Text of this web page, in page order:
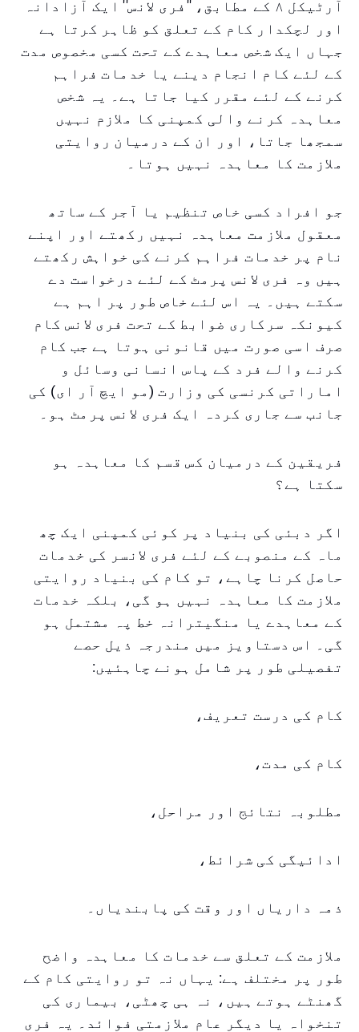
آرٹیکل ۸ کے مطابق، ''فری لانس'' ایک آزادانہ
اور لچکدار کام کے تعلق کو ظاہر کرتا ہے
جہاں ایک شخص معاہدے کے تحت کسی مخصوص مدت
کے لئے کام انجام دینے یا خدمات فراہم
کرنے کے لئے مقرر کیا جاتا ہے۔ یہ شخص
معاہدہ کرنے والی کمپنی کا ملازم نہیں
سمجھا جاتا، اور ان کے درمیان روایتی
ملازمت کا معاہدہ نہیں ہوتا۔
جو افراد کسی خاص تنظیم یا آجر کے ساتھ
معقول ملازمت معاہدہ نہیں رکھتے اور اپنے
نام پر خدمات فراہم کرنے کی خواہش رکھتے
ہیں وہ فری لانس پرمٹ کے لئے درخواست دے
سکتے ہیں۔ یہ اس لئے خاص طور پر اہم ہے
کیونکہ سرکاری ضوابط کے تحت فری لانس کام
صرف اسی صورت میں قانونی ہوتا ہے جب کام
کرنے والے فرد کے پاس انسانی وسائل و
اماراتی کرنسی کی وزارت (مو ایچ آر ای) کی
جانب سے جاری کردہ ایک فری لانس پرمٹ ہو۔
فریقین کے درمیان کس قسم کا معاہدہ ہو
سکتا ہے؟
اگر دبئی کی بنیاد پر کوئی کمپنی ایک چھ
ماہ کے منصوبے کے لئے فری لانسر کی خدمات
حاصل کرنا چاہے، تو کام کی بنیاد روایتی
ملازمت کا معاہدہ نہیں ہو گی، بلکہ خدمات
کے معاہدے یا منگیترانہ خط پہ مشتمل ہو
گی۔ اس دستاویز میں مندرجہ ذیل حصے
تفصیلی طور پر شامل ہونے چاہئیں:
کام کی درست تعریف،
کام کی مدت،
مطلوبہ نتائج اور مراحل،
ادائیگی کی شرائط،
ذمہ داریاں اور وقت کی پابندیاں۔
ملازمت کے تعلق سے خدمات کا معاہدہ واضح
طور پر مختلف ہے: یہاں نہ تو روایتی کام کے
گھنٹے ہوتے ہیں، نہ ہی چھٹی، بیماری کی
تنخواہ یا دیگر عام ملازمتی فوائد۔ یہ فری